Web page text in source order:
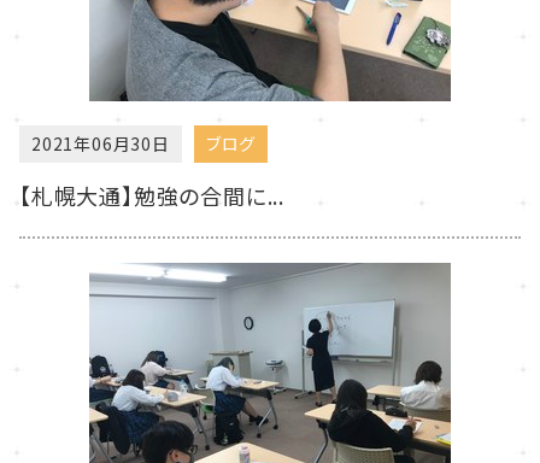
2021年06月30日 ブログ
【札幌大通】勉強の合間に...